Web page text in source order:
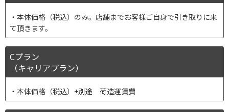
本体価格（税込）のみ。店舗までお客様ご自身で引き取りに来
て頂きます。
Cプラン
（キャリアプラン）
本体価格（税込）+別途 荷造運賃費